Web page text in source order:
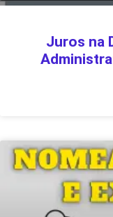
Juros na